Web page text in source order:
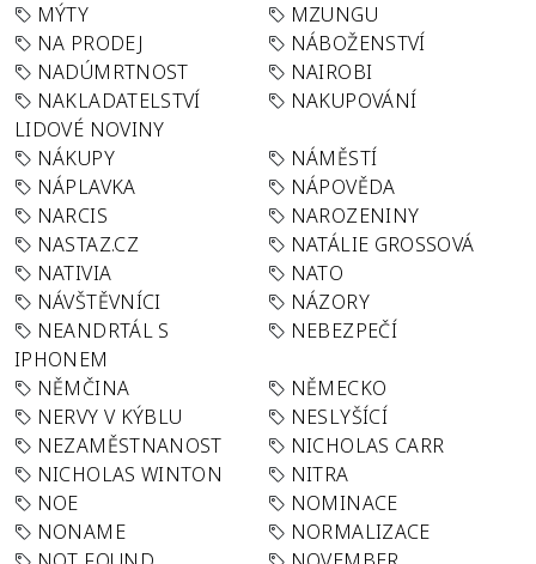
MÝTY
MZUNGU
NA PRODEJ
NÁBOŽENSTVÍ
NADÚMRTNOST
NAIROBI
NAKLADATELSTVÍ
LIDOVÉ NOVINY
NAKUPOVÁNÍ
NÁKUPY
NÁMĚSTÍ
NÁPLAVKA
NÁPOVĚDA
NARCIS
NAROZENINY
NASTAZ.CZ
NATÁLIE GROSSOVÁ
NATIVIA
NATO
NÁVŠTĚVNÍCI
NÁZORY
NEANDRTÁL S
IPHONEM
NEBEZPEČÍ
NĚMČINA
NĚMECKO
NERVY V KÝBLU
NESLYŠÍCÍ
NEZAMĚSTNANOST
NICHOLAS CARR
NICHOLAS WINTON
NITRA
NOE
NOMINACE
NONAME
NORMALIZACE